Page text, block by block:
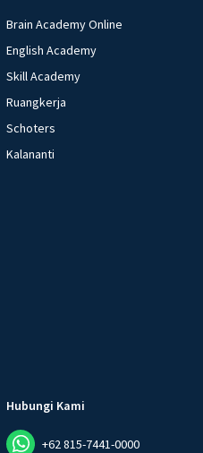
Brain Academy Online
English Academy
Skill Academy
Ruangkerja
Schoters
Kalananti
Hubungi Kami
+62 815-7441-0000